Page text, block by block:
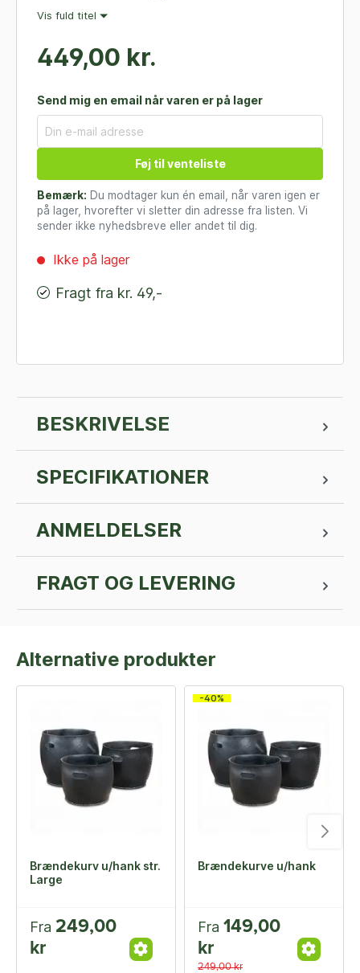
Vis fuld titel
449,00 kr.
Send mig en email når varen er på lager
Føj til venteliste
Bemærk: Du modtager kun én email, når varen igen er
på lager, hvorefter vi sletter din adresse fra listen. Vi
sender ikke nyhedsbreve eller andet til dig.
Ikke på lager
Fragt fra kr. 49,-
BESKRIVELSE
SPECIFIKATIONER
ANMELDELSER
FRAGT OG LEVERING
Alternative produkter
Brændekurv u/hank str.
Large
Fra 249,00
kr
-40%
Brændekurve u/hank
Fra 149,00
kr
249,00 kr